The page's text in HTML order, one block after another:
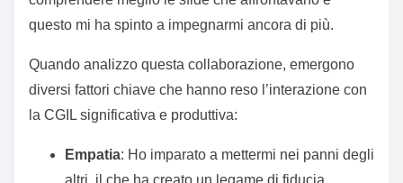
questo mi ha spinto a impegnarmi ancora di più.
Quando analizzo questa collaborazione, emergono
diversi fattori chiave che hanno reso l’interazione con
la CGIL significativa e produttiva:
Empatia: Ho imparato a mettermi nei panni degli
altri, il che ha creato un legame di fiducia.